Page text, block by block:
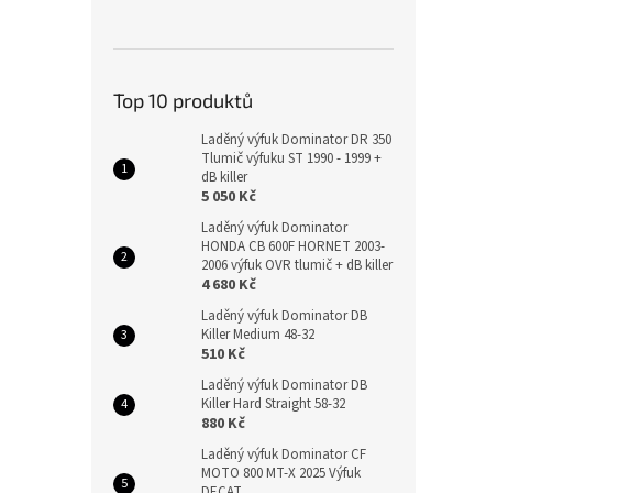
Top 10 produktů
Laděný výfuk Dominator DR 350
Tlumič výfuku ST 1990 - 1999 +
dB killer
5 050 Kč
Laděný výfuk Dominator
HONDA CB 600F HORNET 2003-
2006 výfuk OVR tlumič + dB killer
4 680 Kč
Laděný výfuk Dominator DB
Killer Medium 48-32
510 Kč
Laděný výfuk Dominator DB
Killer Hard Straight 58-32
880 Kč
Laděný výfuk Dominator CF
MOTO 800 MT-X 2025 Výfuk